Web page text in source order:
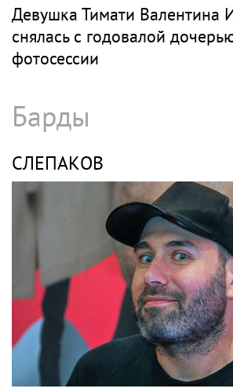
Девушка Тимати Валентина
снялась с годовалой
фотосессии
Барды
СЛЕПАКОВ